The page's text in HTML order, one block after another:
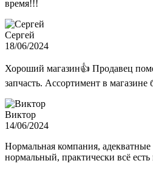
время!!!
Сергей
18/06/2024
Хороший магазин👍 Продавец
запчасть. Ассортимент в магазине
Виктор
14/06/2024
Нормальная компания,
нормальный, практически всё